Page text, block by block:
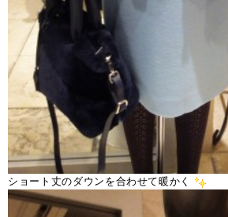
ショート丈のダウンを合わせて暖かく